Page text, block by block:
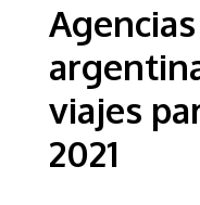
viajes
2021